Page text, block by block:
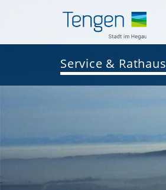
Service & Rathaus